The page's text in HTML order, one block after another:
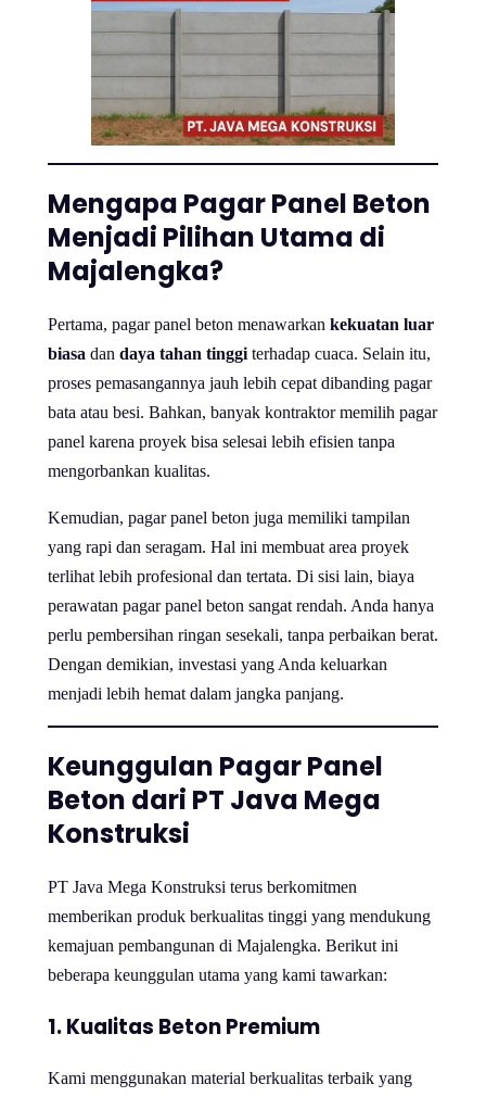
Mengapa Pagar Panel Beton
Menjadi Pilihan Utama di
Majalengka?
Pertama, pagar panel beton menawarkan kekuatan luar
biasa dan daya tahan tinggi terhadap cuaca. Selain itu,
proses pemasangannya jauh lebih cepat dibanding pagar
bata atau besi. Bahkan, banyak kontraktor memilih pagar
panel karena proyek bisa selesai lebih efisien tanpa
mengorbankan kualitas.
Kemudian, pagar panel beton juga memiliki tampilan
yang rapi dan seragam. Hal ini membuat area proyek
terlihat lebih profesional dan tertata. Di sisi lain, biaya
perawatan pagar panel beton sangat rendah. Anda hanya
perlu pembersihan ringan sesekali, tanpa perbaikan berat.
Dengan demikian, investasi yang Anda keluarkan
menjadi lebih hemat dalam jangka panjang.
Keunggulan Pagar Panel
Beton dari PT Java Mega
Konstruksi
PT Java Mega Konstruksi terus berkomitmen
memberikan produk berkualitas tinggi yang mendukung
kemajuan pembangunan di Majalengka. Berikut ini
beberapa keunggulan utama yang kami tawarkan:
1. Kualitas Beton Premium
Kami menggunakan material berkualitas terbaik yang